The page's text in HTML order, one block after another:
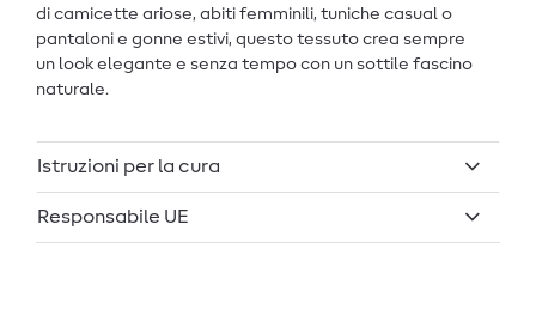
di camicette ariose, abiti femminili, tuniche casual o
pantaloni e gonne estivi, questo tessuto crea sempre
un look elegante e senza tempo con un sottile fascino
naturale.
Istruzioni per la cura
Responsabile UE